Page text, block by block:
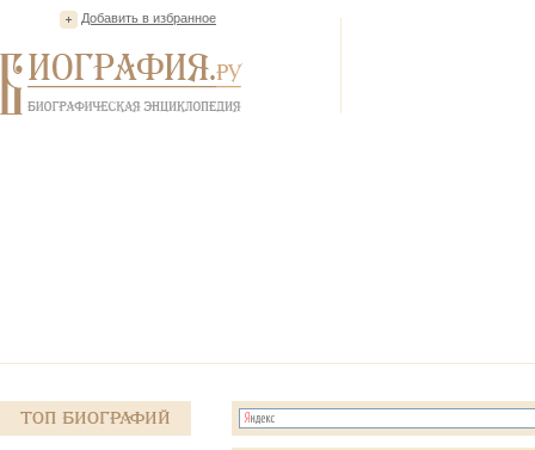
Добавить в избранное
Топ Биографий